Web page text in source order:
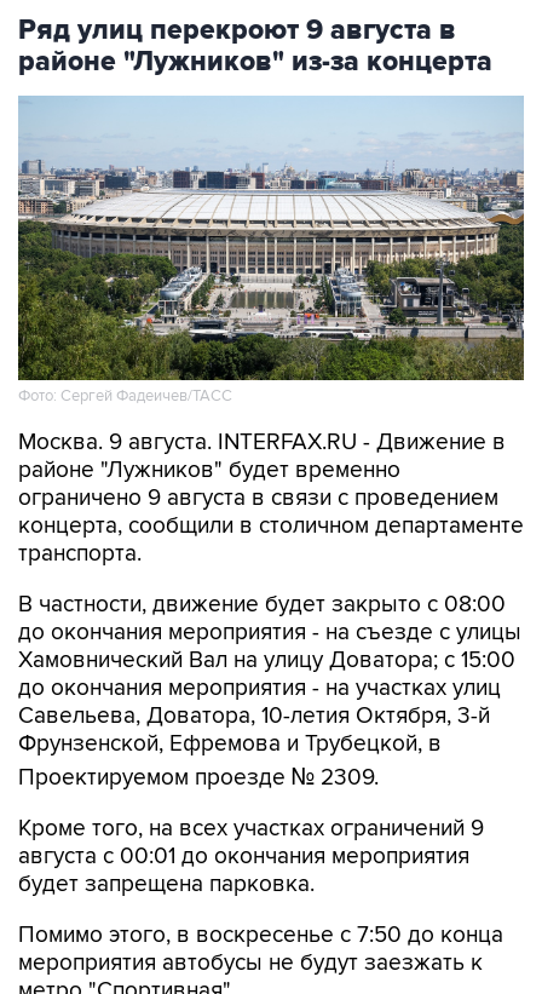
Ряд улиц перекроют 9 августа в
районе "Лужников" из-за концерта
Фото: Сергей Фадеичев/ТАСС
Москва. 9 августа. INTERFAX.RU - Движение в
районе "Лужников" будет временно
ограничено 9 августа в связи с проведением
концерта, сообщили в столичном департаменте
транспорта.
В частности, движение будет закрыто с 08:00
до окончания мероприятия - на съезде с улицы
Хамовнический Вал на улицу Доватора; с 15:00
до окончания мероприятия - на участках улиц
Савельева, Доватора, 10-летия Октября, 3-й
Фрунзенской, Ефремова и Трубецкой, в
Проектируемом проезде № 2309.
Кроме того, на всех участках ограничений 9
августа с 00:01 до окончания мероприятия
будет запрещена парковка.
Помимо этого, в воскресенье с 7:50 до конца
мероприятия автобусы не будут заезжать к